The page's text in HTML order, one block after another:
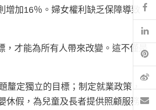
加16％。婦女權利缺乏保障導致
，才能為所有人帶來改變。這不僅是
定獨立的目標；制定就業政策，
休假，為兒童及長者提供照顧服務，